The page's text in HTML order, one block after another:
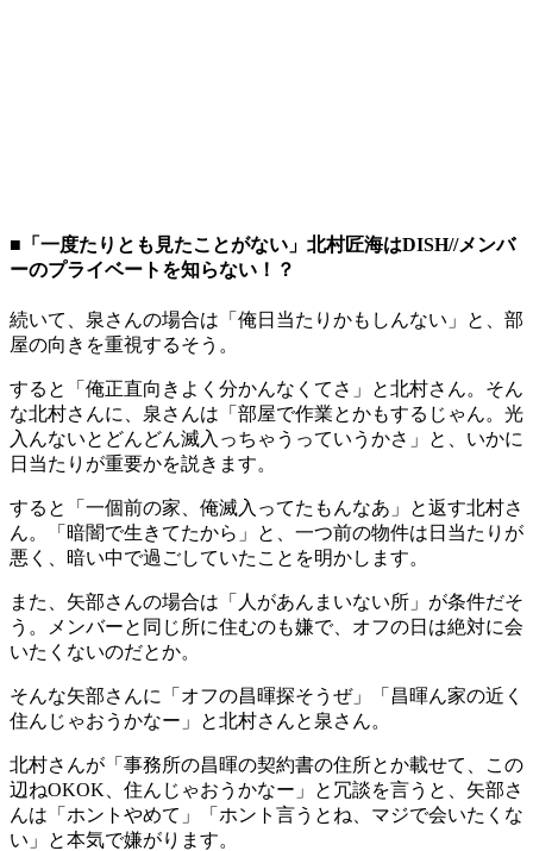
■「一度たりとも見たことがない」北村匠海はDISH//メンバ
ーのプライベートを知らない！？
続いて、泉さんの場合は「俺日当たりかもしんない」と、部
屋の向きを重視するそう。
すると「俺正直向きよく分かんなくてさ」と北村さん。そん
な北村さんに、泉さんは「部屋で作業とかもするじゃん。光
入んないとどんどん滅入っちゃうっていうかさ」と、いかに
日当たりが重要かを説きます。
すると「一個前の家、俺滅入ってたもんなあ」と返す北村さ
ん。「暗闇で生きてたから」と、一つ前の物件は日当たりが
悪く、暗い中で過ごしていたことを明かします。
また、矢部さんの場合は「人があんまいない所」が条件だそ
う。メンバーと同じ所に住むのも嫌で、オフの日は絶対に会
いたくないのだとか。
そんな矢部さんに「オフの昌暉探そうぜ」「昌暉ん家の近く
住んじゃおうかなー」と北村さんと泉さん。
北村さんが「事務所の昌暉の契約書の住所とか載せて、この
辺ねOKOK、住んじゃおうかなー」と冗談を言うと、矢部さ
んは「ホントやめて」「ホント言うとね、マジで会いたくな
い」と本気で嫌がります。